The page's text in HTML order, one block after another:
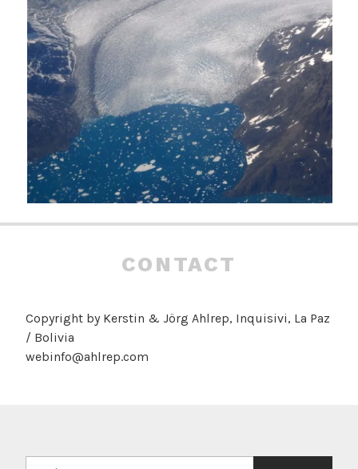
CONTACT
Copyright by Kerstin & Jörg Ahlrep, Inquisivi, La Paz
/ Bolivia
webinfo@ahlrep.com